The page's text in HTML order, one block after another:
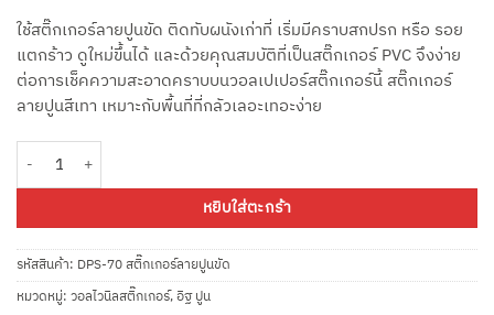
ใช้สติ๊กเกอร์ลายปูนขัด ติดทับผนังเก่าที่ เริ่มมีคราบสกปรก หรือ รอย
แตกร้าว ดูใหม่ขึ้นได้ และด้วยคุณสมบัติที่เป็นสติ๊กเกอร์ PVC จึงง่าย
ต่อการเช็คความสะอาดคราบบนวอลเปเปอร์สติ๊กเกอร์นี้ สติ๊กเกอร์
ลายปูนสีเทา เหมาะกับพื้นที่ที่กลัวเลอะเทอะง่าย
หยิบใส่ตะกร้า
รหัสสินค้า: DPS-70 สติ๊กเกอร์ลายปูนขัด
หมวดหมู่: วอลไวนิลสติ๊กเกอร์,อิฐ ปูน